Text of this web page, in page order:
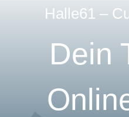
Halle61 –
Dein